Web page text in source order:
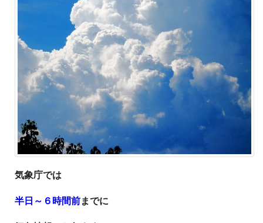
気象庁では
半日～６時間前までに